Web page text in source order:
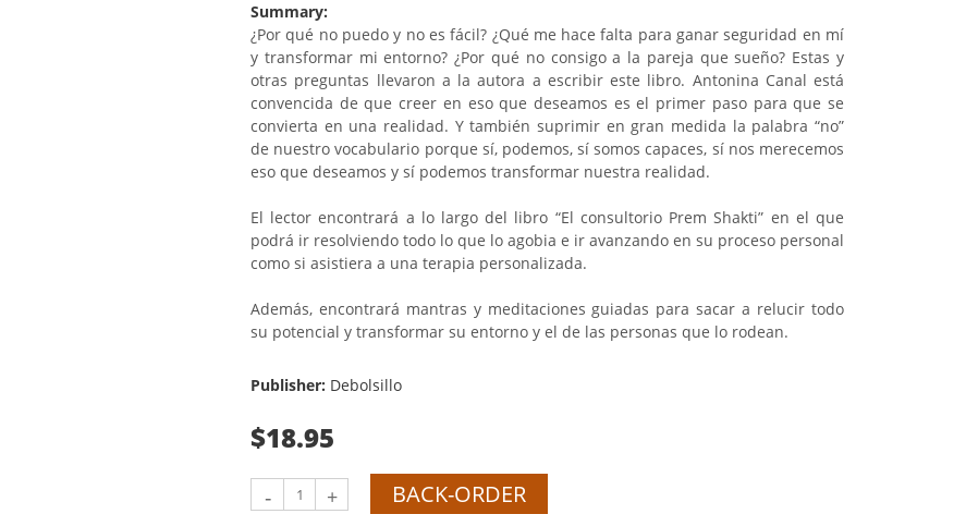
Summary:
¿Por qué no puedo y no es fácil? ¿Qué me hace falta para ganar seguridad en mí
y transformar mi entorno? ¿Por qué no consigo a la pareja que sueño? Estas y
otras preguntas llevaron a la autora a escribir este libro. Antonina Canal está
convencida de que creer en eso que deseamos es el primer paso para que se
convierta en una realidad. Y también suprimir en gran medida la palabra “no”
de nuestro vocabulario porque sí, podemos, sí somos capaces, sí nos merecemos
eso que deseamos y sí podemos transformar nuestra realidad.
El lector encontrará a lo largo del libro “El consultorio Prem Shakti” en el que
podrá ir resolviendo todo lo que lo agobia e ir avanzando en su proceso personal
como si asistiera a una terapia personalizada.
Además, encontrará mantras y meditaciones guiadas para sacar a relucir todo
su potencial y transformar su entorno y el de las personas que lo rodean.
Publisher: Debolsillo
$18.95
- + BACK-ORDER